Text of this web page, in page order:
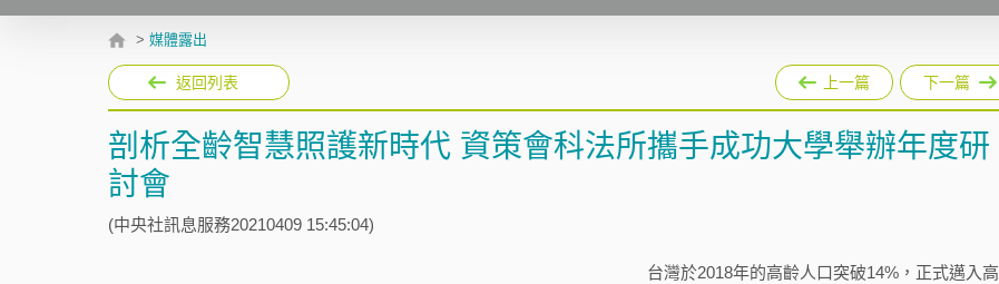
> 媒體露出
返回列表 上一篇 下一篇
剖析全齡智慧照護新時代 資策會科法所攜手成功大學舉辦年度研
討會
(中央社訊息服務20210409 15:45:04)
台灣於2018年的高齡人口突破14%，正式邁入高